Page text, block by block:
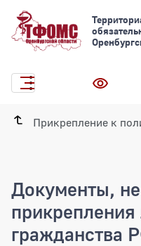
Прикрепление к
Документы,
гражданства